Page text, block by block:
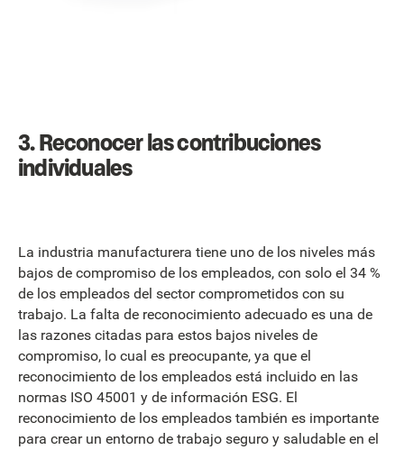
3. Reconocer las contribuciones
individuales
La industria manufacturera tiene uno de los niveles más
bajos de compromiso de los empleados, con solo el 34 %
de los empleados del sector comprometidos con su
trabajo. La falta de reconocimiento adecuado es una de
las razones citadas para estos bajos niveles de
compromiso, lo cual es preocupante, ya que el
reconocimiento de los empleados está incluido en las
normas ISO 45001 y de información ESG. El
reconocimiento de los empleados también es importante
para crear un entorno de trabajo seguro y saludable en el